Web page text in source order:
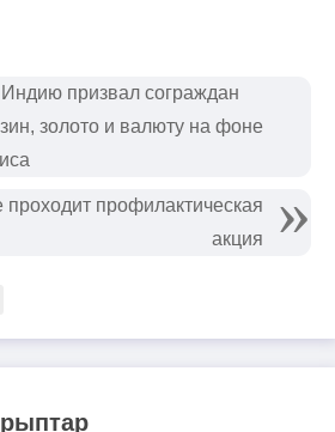
призвал сограждан
золото и валюту на фоне
проходит профилактическая
акция